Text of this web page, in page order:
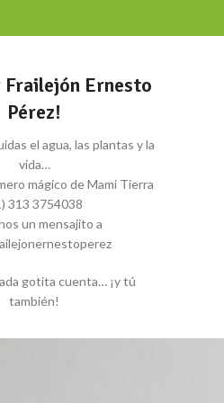
Frailejón Ernesto
Pérez!
el agua, las plantas y la
vida…
mágico de Mami Tierra
313 3754038
un mensajito a
gotita cuenta… ¡y tú
también!
COCREA MIS PROYECTOS
Suspendisse quam